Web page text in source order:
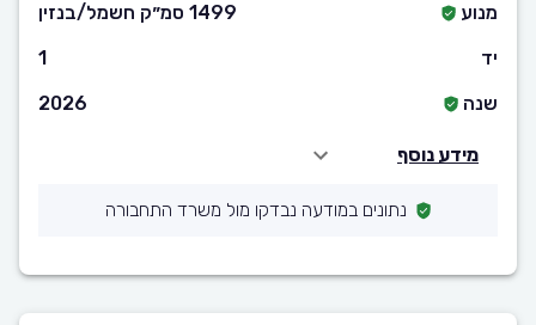
מנוע
1499 סמ״ק חשמל/בנזין
יד
1
שנה
2026
מידע נוסף
נתונים במודעה נבדקו מול משרד התחבורה